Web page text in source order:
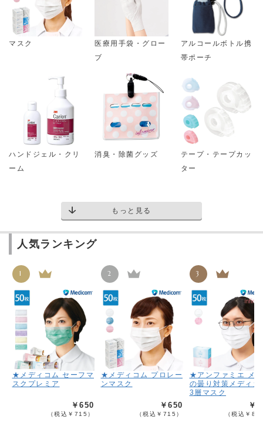
マスク
医療用手袋・グロー
ブ
アルコールボトル携
帯ポーチ
ハンドジェル・クリ
ーム
消臭・除菌グッズ
テープ・テープカッ
ター
もっと見る
人気ランキング
1
★メディコム セーフマ
スクプレミア
￥650
（税込￥715）
2
★メディコム プロレー
ンマスク
￥650
（税込￥715）
3
★アンファミエ メ
の曇り対策メディカ
3層マスク
￥
（税込￥